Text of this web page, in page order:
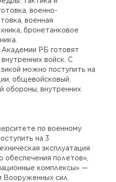
военно-
военная
бронетанковое
РБ готовят
войск. С
можно поступить на
общевойсковый,
обороны, внутренних
по военному
на 3
эксплуатация
обеспечения полетов»,
комплексы» —
Вооруженных сил.